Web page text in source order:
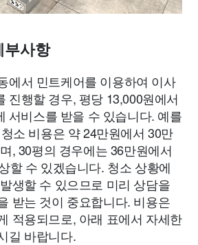
부사항
에서 민트케어를 이용하여 이사
진행할 경우, 평당 13,000원에서
서비스를 받을 수 있습니다. 예를
소 비용은 약 24만원에서 30만
, 30평의 경우에는 36만원에서
할 수 있겠습니다. 청소 상황에
생할 수 있으므로 미리 상담을
받는 것이 중요합니다. 비용은
적용되므로, 아래 표에서 자세한
길 바랍니다.